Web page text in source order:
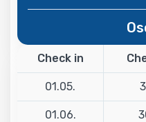
Check in
01.05.
01.06.